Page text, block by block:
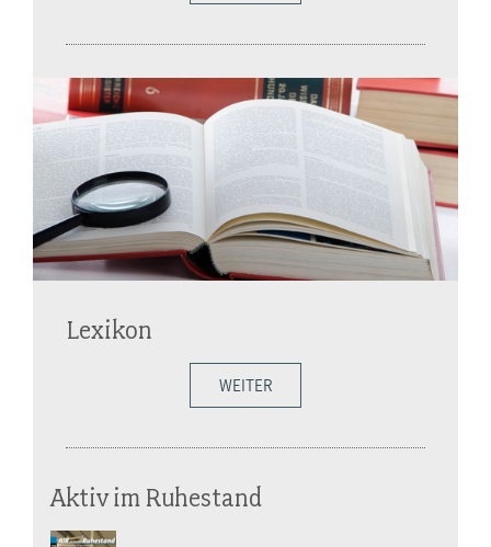
Lexikon
WEITER
Aktiv im Ruhestand